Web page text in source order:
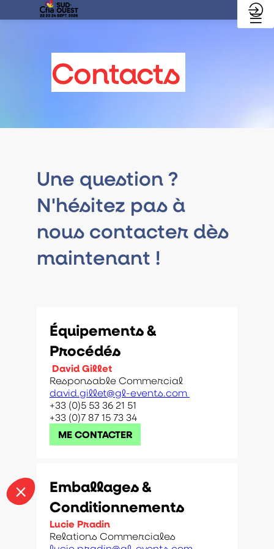
Contacts
Une question ?
N'hésitez pas à
nous contacter dès
maintenant !
Équipements &
Procédés
David Gillet
Responsable Commercial
david.gillet@gl-events.com
+33 (0)5 53 36 21 51
+33 (0)7 87 15 73 34
ME CONTACTER
Emballages &
Conditionnements
Lucie Pradin
Relations Commerciales